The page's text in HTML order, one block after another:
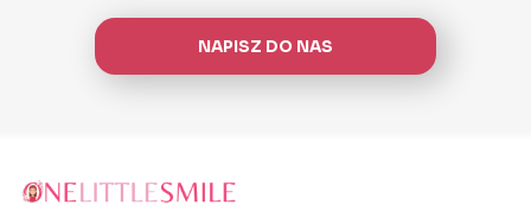
NAPISZ DO NAS